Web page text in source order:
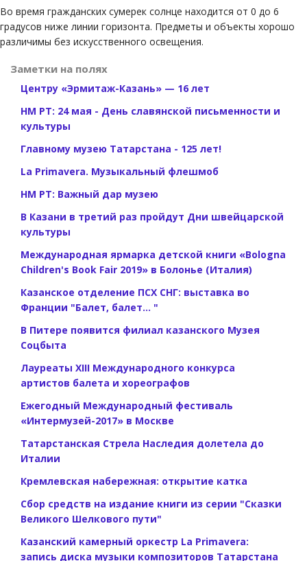
Во время гражданских сумерек солнце находится от 0 до 6
градусов ниже линии горизонта. Предметы и объекты хорошо
различимы без искусственного освещения.
Заметки на полях
Центру «Эрмитаж-Казань» — 16 лет
НМ РТ: 24 мая - День славянской письменности и
культуры
Главному музею Татарстана - 125 лет!
La Primavera. Музыкальный флешмоб
НМ РТ: Важный дар музею
В Казани в третий раз пройдут Дни швейцарской
культуры
Международная ярмарка детской книги «Bologna
Children's Book Fair 2019» в Болонье (Италия)
Казанское отделение ПСХ СНГ: выставка во
Франции "Балет, балет... "
В Питере появится филиал казанского Музея
Соцбыта
Лауреаты XIII Международного конкурса
артистов балета и хореографов
Ежегодный Международный фестиваль
«Интермузей-2017» в Москве
Татарстанская Стрела Наследия долетела до
Италии
Кремлевская набережная: открытие катка
Сбор средств на издание книги из серии "Сказки
Великого Шелкового пути"
Казанский камерный оркестр La Primavera:
запись диска музыки композиторов Татарстана